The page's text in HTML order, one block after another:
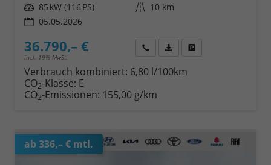
Leistung 85 kW (116 PS) Kilometerstand 10 km
05.05.2026
36.790,– €
incl. 19% MwSt.
Wir rufen Sie anFahrzeugexposé (PDF)
Verbrauch kombiniert: 6,80 l/100km
CO2-Klasse: E
CO2-Emissionen: 155,00 g/km
ab 336,– € mtl.